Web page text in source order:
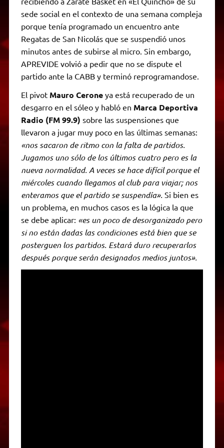
sede social en el contexto de una semana compleja
porque tenía programado un encuentro ante
Regatas de San Nicolás que se suspendió unos
minutos antes de subirse al micro. Sin embargo,
APREVIDE volvió a pedir que no se dispute el
partido ante la CABB y terminó reprogramandose.
El pivot Mauro Ceroneya está recuperado de un
desgarro en el sóleo y habló en Marca Deportiva
Radio (FM 99.9) sobre las suspensiones que
llevaron a jugar muy poco en las últimas semanas:
«nos sacaron de ritmo con la falta de partidos.
Jugamos uno sólo de los últimos cuatro pero es la
nueva normalidad. A veces se hace difícil porque el
miércoles cuando llegamos al club para viajar; nos
enteramos que el partido se suspendía». Si bien es
un problema, en muchos casos es la lógica la que
se debe aplicar: «es un poco de desorganizado pero
si no están dadas las condiciones está bien que se
posterguen los partidos. Estará duro recuperarlos
después porque serán designados medios juntos».